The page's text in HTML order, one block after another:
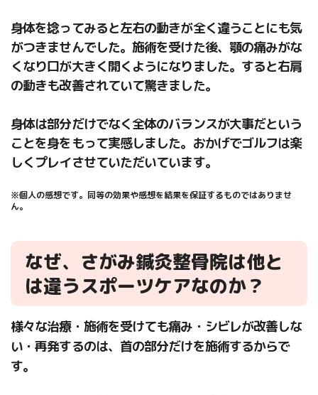
身体を捻ってみると左右の動きが全く違うことにも気
がつきませんでした。施術を受けた後、顎の痛みがな
くなり口が大きく開くようになりました。すると右肩
の動きも改善されていて驚きました。
身体は部分だけでなく全体のバランスが大事だという
ことを身をもって実感しました。おかげでゴルフは楽
しくプレイさせていただいています。
※個人の感想です。同等の効果や感想を結果を保証するものではありませ
ん。
なぜ、さがみ鍼灸整骨院は他と
は違うスポーツケアなのか？
様々な治療・施術を受けても痛み・シビレが改善しな
い・再発するのは、首の部分だけを施術するからで
す。